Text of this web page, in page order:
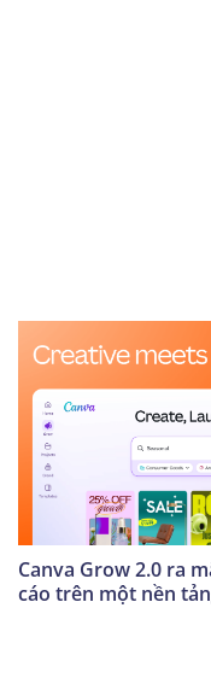
Canva Grow 2.0 ra
cáo trên một nền